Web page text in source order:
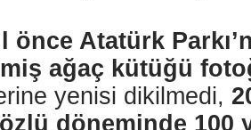
önce Atatürk
ağaç kütüğü
yenisi dikilmedi,
döneminde 100